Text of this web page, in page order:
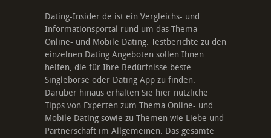
Dating-Insider.de ist ein Vergleichs- und
Informationsportal rund um das Thema
Online- und Mobile Dating. Testberichte zu den
einzelnen Dating Angeboten sollen Ihnen
helfen, die für Ihre Bedürfnisse beste
Singlebörse oder Dating App zu finden.
Darüber hinaus erhalten Sie hier nützliche
Tipps von Experten zum Thema Online- und
Mobile Dating sowie zu Themen wie Liebe und
Partnerschaft im Allgemeinen. Das gesamte